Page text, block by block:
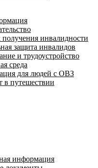
инвалидности
защита инвалидов
и трудоустройство
среда
для людей с ОВЗ
в путешествии
информация